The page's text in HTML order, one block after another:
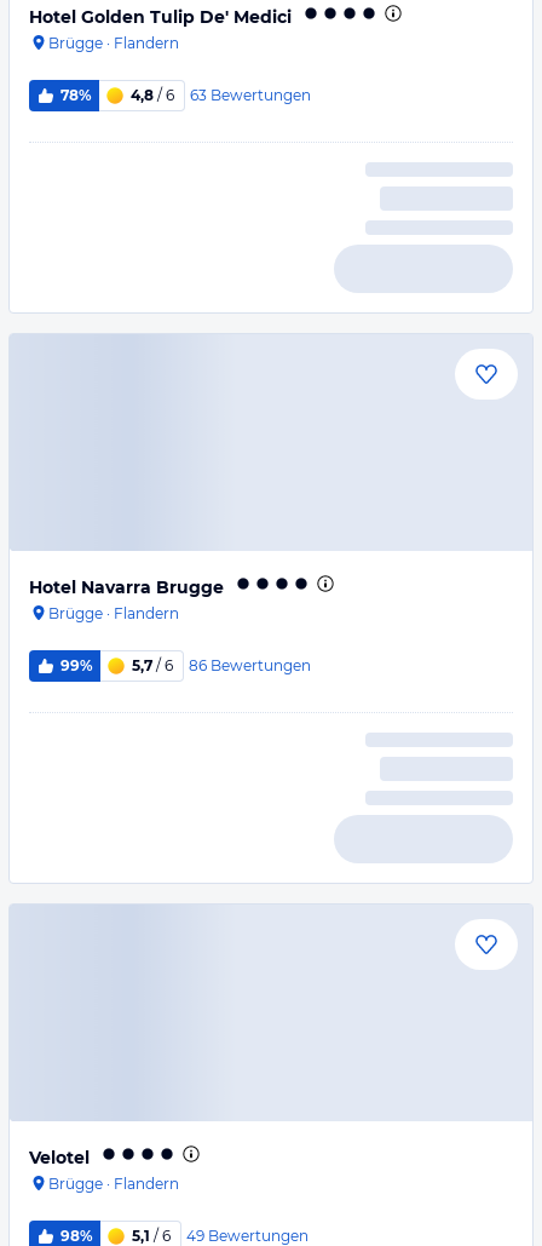
Hotel Golden Tulip De' Medici
Brügge · Flandern
78% 4,8 / 6 63 Bewertungen
Hotel Navarra Brugge
Brügge · Flandern
99% 5,7 / 6 86 Bewertungen
Velotel
Brügge · Flandern
98% 5,1 / 6 49 Bewertungen